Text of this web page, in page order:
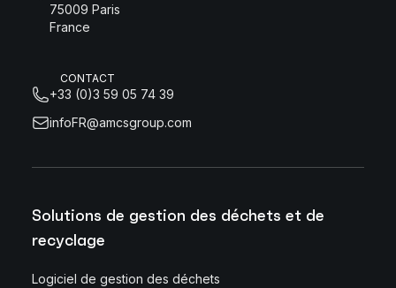
75009 Paris
France
CONTACT
+33 (0)3 59 05 74 39
infoFR@amcsgroup.com
Solutions de gestion des déchets et de
recyclage
Logiciel de gestion des déchets